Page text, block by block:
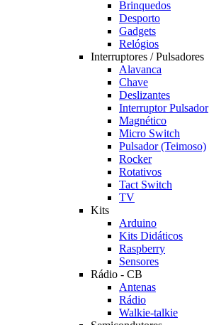
Brinquedos
Desporto
Gadgets
Relógios
Interruptores / Pulsadores
Alavanca
Chave
Deslizantes
Interruptor Pulsador
Magnético
Micro Switch
Pulsador (Teimoso)
Rocker
Rotativos
Tact Switch
TV
Kits
Arduino
Kits Didáticos
Raspberry
Sensores
Rádio - CB
Antenas
Rádio
Walkie-talkie